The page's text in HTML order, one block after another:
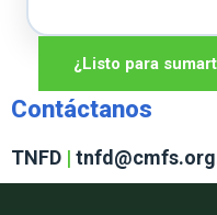
¿Listo para
Contáctanos
TNFD |